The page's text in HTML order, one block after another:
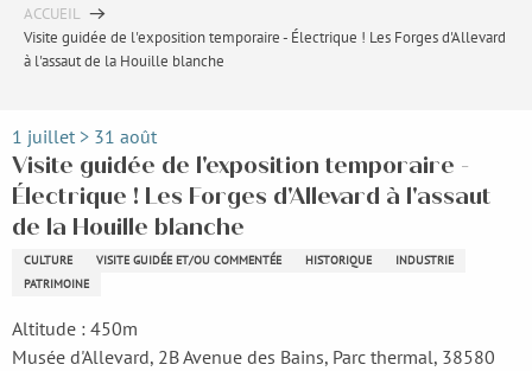
ACCUEIL
Visite guidée de l'exposition temporaire - Électrique ! Les Forges d'Allevard
à l'assaut de la Houille blanche
1 juillet > 31 août
Visite guidée de l'exposition temporaire -
Électrique ! Les Forges d'Allevard à l'assaut
de la Houille blanche
CULTURE VISITE GUIDÉE ET/OU COMMENTÉE HISTORIQUE
INDUSTRIE
PATRIMOINE
Altitude : 450m
Musée d'Allevard, 2B Avenue des Bains, Parc thermal, 38580